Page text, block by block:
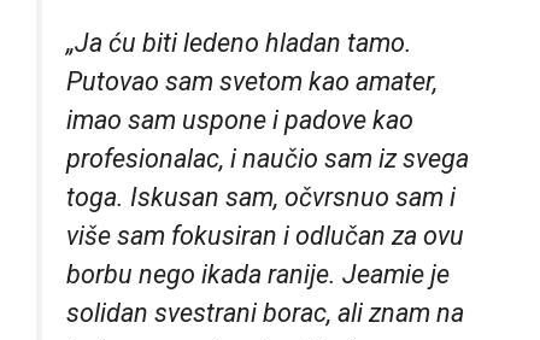
„Ja ću biti ledeno hladan tamo.
Putovao sam svetom kao amater,
imao sam uspone i padove kao
profesionalac, i naučio sam iz svega
toga. Iskusan sam, očvrsnuo sam i
više sam fokusiran i odlučan za ovu
borbu nego ikada ranije. Jeamie je
solidan svestrani borac, ali znam na